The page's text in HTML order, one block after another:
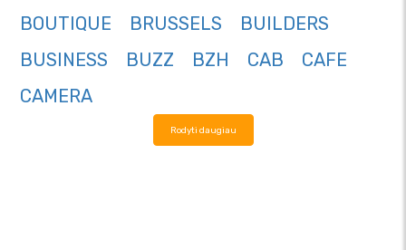
BOUTIQUE
BRUSSELS
BUILDERS
BUSINESS
BUZZ BZH CAB
CAFE
CAMERA
Rodyti daugiau